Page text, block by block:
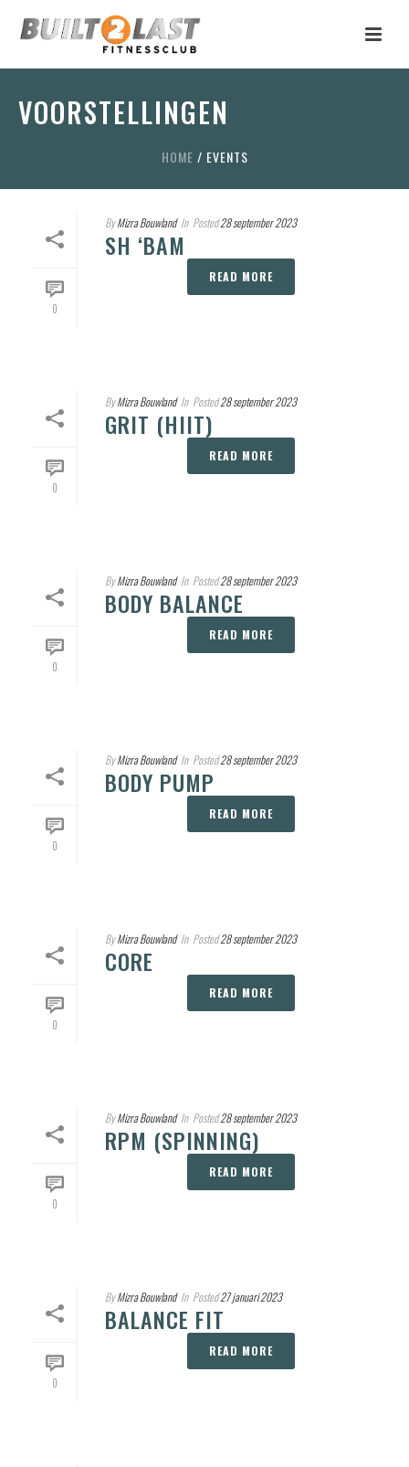
VOORSTELLINGEN
HOME / EVENTS
0
ByMizra Bouwland In Posted28 september 2023
SH ‘BAM
READ MORE
0
ByMizra Bouwland In Posted28 september 2023
GRIT (HIIT)
READ MORE
0
ByMizra Bouwland In Posted28 september 2023
BODY BALANCE
READ MORE
0
ByMizra Bouwland In Posted28 september 2023
BODY PUMP
READ MORE
0
ByMizra Bouwland In Posted28 september 2023
CORE
READ MORE
0
ByMizra Bouwland In Posted28 september 2023
RPM (SPINNING)
READ MORE
0
ByMizra Bouwland In Posted27 januari 2023
BALANCE FIT
READ MORE